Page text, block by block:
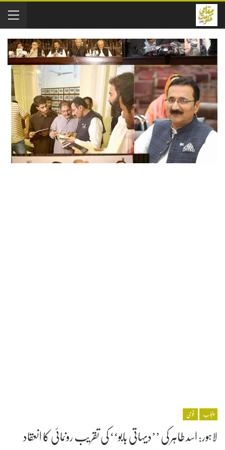
پنجاب قومی
لاہور: اسد طاہر کی ’’دیہاتی بابو‘‘ کی تقریب رونمائی کا انعقاد